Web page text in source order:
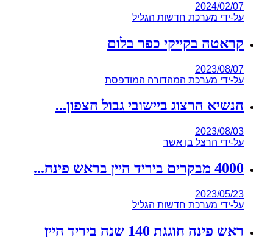
2024/02/07
על-ידי מערכת חדשות הגליל
קראטה בקייקי כפר בלום
2023/08/07
על-ידי מערכת המהדורה המודפסת
הנשיא הרצוג ביישובי גבול הצפון...
2023/08/03
על-ידי הרצל בן אשר
4000 מבקרים ביריד היין בראש פינה...
2023/05/23
על-ידי מערכת חדשות הגליל
ראש פינה חוגגת 140 שנה ביריד היין